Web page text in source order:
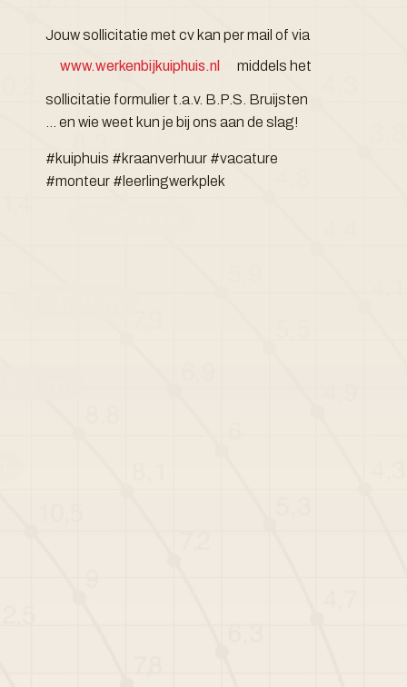
Jouw sollicitatie met cv kan per mail of via
www.werkenbijkuiphuis.nl
middels het
sollicitatie formulier t.a.v. B.P.S. Bruijsten
... en wie weet kun je bij ons aan de slag!
#kuiphuis #kraanverhuur #vacature
#monteur #leerlingwerkplek